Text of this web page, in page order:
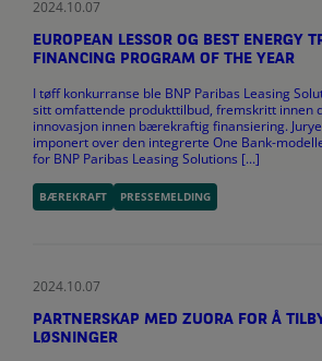
2024.10.07
EUROPEAN LESSOR OG BEST ENERGY
FINANCING PROGRAM OF THE YEAR
I tøff konkurranse ble BNP Paribas Leasing
sitt omfattende produkttilbud, fremskritt innen
innovasjon innen bærekraftig finansiering.
imponert over den integrerte One Bank-
for BNP Paribas Leasing Solutions [...]
BÆREKRAFT PRESSEMELDING
2024.10.07
PARTNERSKAP MED ZUORA FOR Å
LØSNINGER